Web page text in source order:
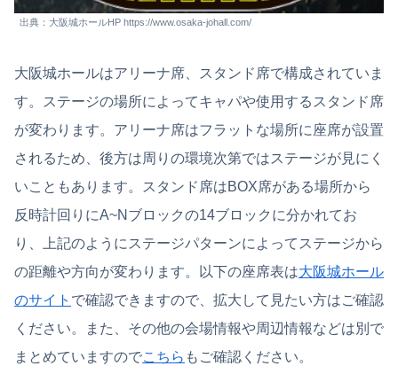
出典：大阪城ホールHP https://www.osaka-johall.com/
大阪城ホールはアリーナ席、スタンド席で構成されていま
す。ステージの場所によってキャパや使用するスタンド席
が変わります。アリーナ席はフラットな場所に座席が設置
されるため、後方は周りの環境次第ではステージが見にく
いこともあります。スタンド席はBOX席がある場所から
反時計回りにA~Nブロックの14ブロックに分かれてお
り、上記のようにステージパターンによってステージから
の距離や方向が変わります。以下の座席表は大阪城ホール
のサイト で確認できますので、拡大して見たい方はご確認
ください。また、その他の会場情報や周辺情報などは別で
まとめていますのでこちら もご確認ください。